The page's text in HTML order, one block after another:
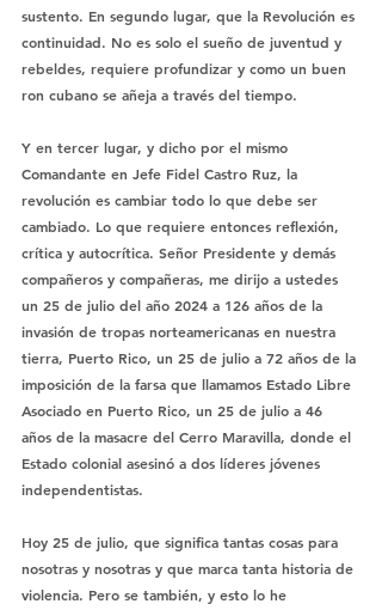
sustento. En segundo lugar, que la Revolución es
continuidad. No es solo el sueño de juventud y
rebeldes, requiere profundizar y como un buen
ron cubano se añeja a través del tiempo.
Y en tercer lugar, y dicho por el mismo
Comandante en Jefe Fidel Castro Ruz, la
revolución es cambiar todo lo que debe ser
cambiado. Lo que requiere entonces reflexión,
crítica y autocrítica. Señor Presidente y demás
compañeros y compañeras, me dirijo a ustedes
un 25 de julio del año 2024 a 126 años de la
invasión de tropas norteamericanas en nuestra
tierra, Puerto Rico, un 25 de julio a 72 años de la
imposición de la farsa que llamamos Estado Libre
Asociado en Puerto Rico, un 25 de julio a 46
años de la masacre del Cerro Maravilla, donde el
Estado colonial asesinó a dos líderes jóvenes
independentistas.
Hoy 25 de julio, que significa tantas cosas para
nosotras y nosotras y que marca tanta historia de
violencia. Pero se también, y esto lo he